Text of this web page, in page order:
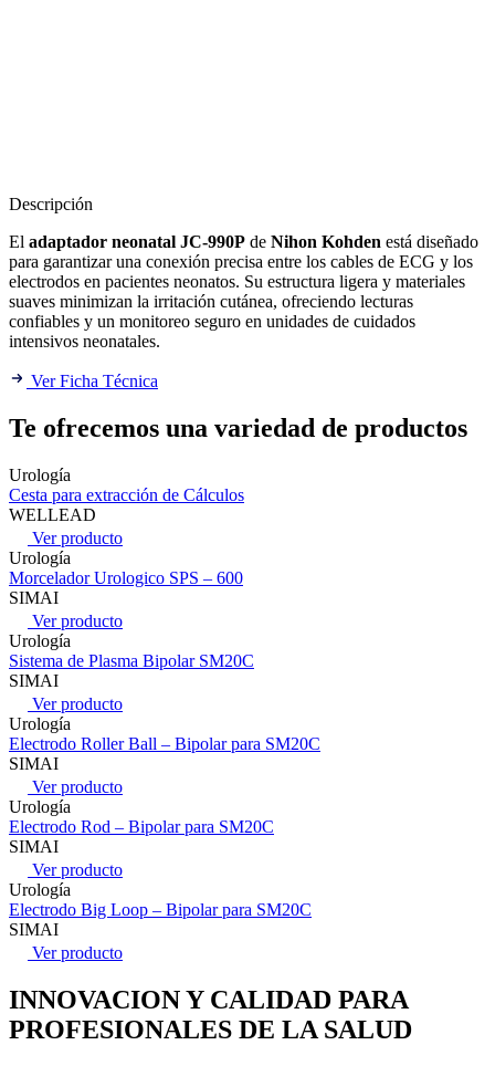
Descripción
El adaptador neonatal JC-990P de Nihon Kohden está diseñado
para garantizar una conexión precisa entre los cables de ECG y los
electrodos en pacientes neonatos. Su estructura ligera y materiales
suaves minimizan la irritación cutánea, ofreciendo lecturas
confiables y un monitoreo seguro en unidades de cuidados
intensivos neonatales.
Ver Ficha Técnica
Te ofrecemos una variedad de productos
Urología
Cesta para extracción de Cálculos
WELLEAD
Ver producto
Urología
Morcelador Urologico SPS – 600
SIMAI
Ver producto
Urología
Sistema de Plasma Bipolar SM20C
SIMAI
Ver producto
Urología
Electrodo Roller Ball – Bipolar para SM20C
SIMAI
Ver producto
Urología
Electrodo Rod – Bipolar para SM20C
SIMAI
Ver producto
Urología
Electrodo Big Loop – Bipolar para SM20C
SIMAI
Ver producto
INNOVACION Y CALIDAD PARA
PROFESIONALES DE LA SALUD